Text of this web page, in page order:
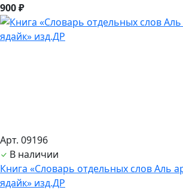
900 ₽
Арт. 09196
В наличии
Книга «Словарь отдельных слов Аль
ядайк» изд.ДР